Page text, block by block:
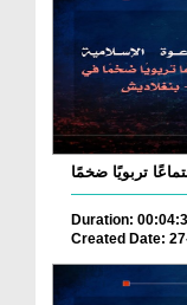
Duration:
Created Date: